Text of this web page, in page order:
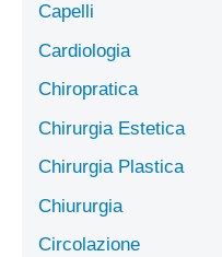
Capelli
Cardiologia
Chiropratica
Chirurgia Estetica
Chirurgia Plastica
Chiururgia
Circolazione